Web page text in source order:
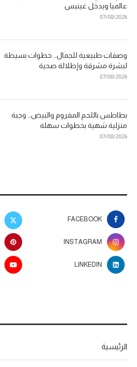
عالميا ويدخل غينيس
07/08/2026
وصفات طبيعية للجمال… خطوات بسيطة
لبشرة مشرقة وإطلالة صحية
07/08/2026
بطاطس باللحم المفروم والبيض… وجبة
منزلية شهية بخطوات سهلة
07/08/2026
FACEBOOK
INSTAGRAM
LINKEDIN
الرئيسية